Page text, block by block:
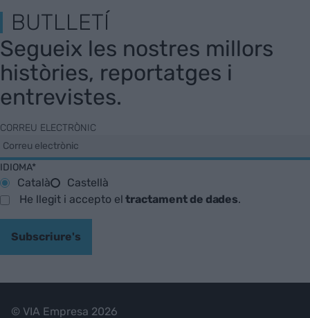
BUTLLETÍ
Segueix les nostres millors
històries, reportatges i
entrevistes.
CORREU ELECTRÒNIC
IDIOMA*
Català
Castellà
He llegit i accepto eltractament de dades.
Subscriure's
© VIA Empresa 2026